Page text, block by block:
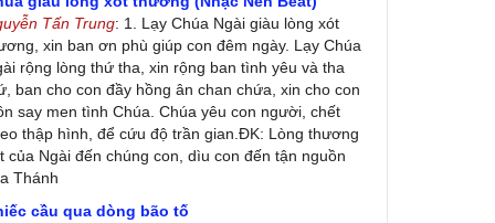
Tấn Trung: 1. Lạy Chúa Ngài giàu lòng xót
xin ban ơn phù giúp con đêm ngày. Lạy Chúa
rộng lòng thứ tha, xin rộng ban tình yêu và tha
ban cho con đầy hồng ân chan chứa, xin cho con
say men tình Chúa. Chúa yêu con người, chết
thập hình, để cứu độ trần gian.ĐK: Lòng thương
của Ngài đến chúng con, dìu con đến tận nguồn
Thánh
cầu qua dòng bão tố